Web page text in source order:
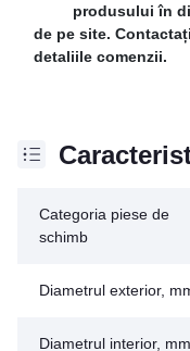
produsului în
de pe site.
detaliile comenzii.
Categoria piese de
schimb
Diametrul exterior,
Diametrul interior, mm